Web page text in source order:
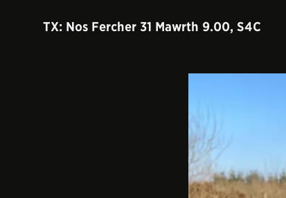
TX: Nos Fercher 31 Mawrth 9.00, S4C